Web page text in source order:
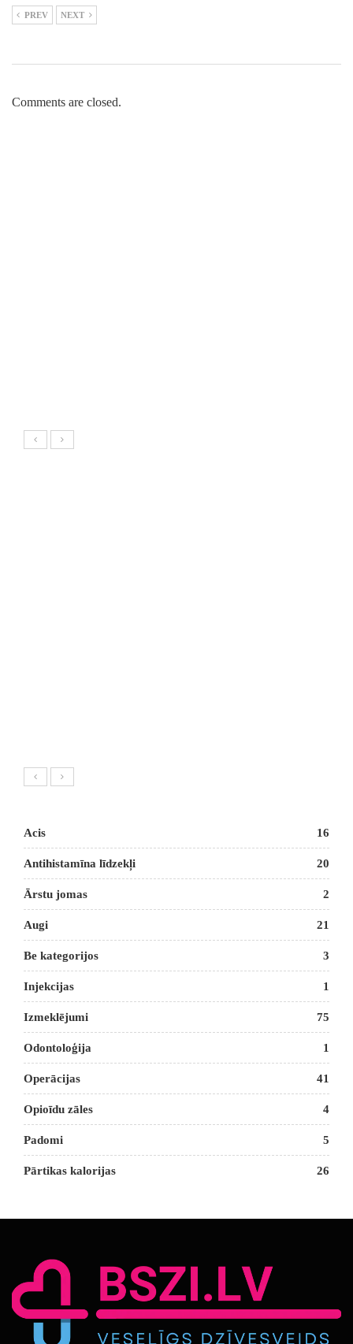
PREV NEXT
Comments are closed.
Acis 16
Antihistamīna līdzekļi 20
Ārstu jomas 2
Augi 21
Be kategorijos 3
Injekcijas 1
Izmeklējumi 75
Odontoloģija 1
Operācijas 41
Opioīdu zāles 4
Padomi 5
Pārtikas kalorijas 26